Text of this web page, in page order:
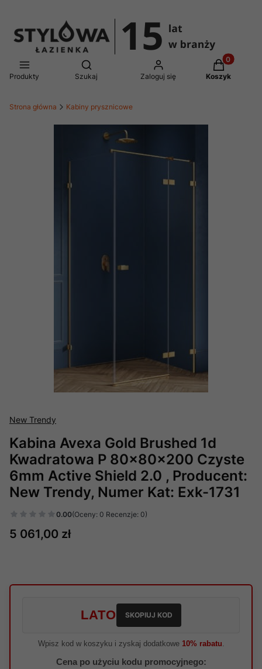
Produkty
Otwórz wyszukiwarkę
Szukaj Zaloguj się
Produkty
Koszyk
Strona główna Kabiny prysznicowe
New Trendy
Kabina Avexa Gold Brushed 1d
Kwadratowa P 80x80x200 Czyste
6mm Active Shield 2.0 , Producent:
New Trendy, Numer Kat: Exk-1731
0.00(Oceny: 0 Recenzje: 0)
Cena
5 061,00 zł
LATO SKOPIUJ KOD
Wpisz kod w koszyku i zyskaj dodatkowe 10% rabatu.
Cena po użyciu kodu promocyjnego: